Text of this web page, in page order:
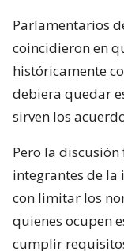
Parlamentarios
coincidieron en
históricamente
debiera quedar
sirven los
Pero la
integrantes de la
con limitar los
quienes ocupen
cumplir